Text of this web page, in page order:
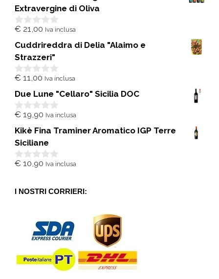
Extravergine di Oliva
0
u
5
€ 21,00 Iva inclusa
Cuddrireddra di Delia "Alaimo e
Strazzeri"
0
u
5
€ 11,00 Iva inclusa
Due Lune "Cellaro" Sicilia DOC
0
u
5
€ 19,90 Iva inclusa
Kikè Fina Traminer Aromatico IGP Terre
Siciliane
0
5
€ 10,90 Iva inclusa
I NOSTRI CORRIERI: